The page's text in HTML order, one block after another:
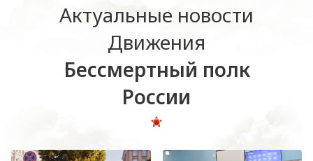
Актуальные новости
Движения
Бессмертный полк
России